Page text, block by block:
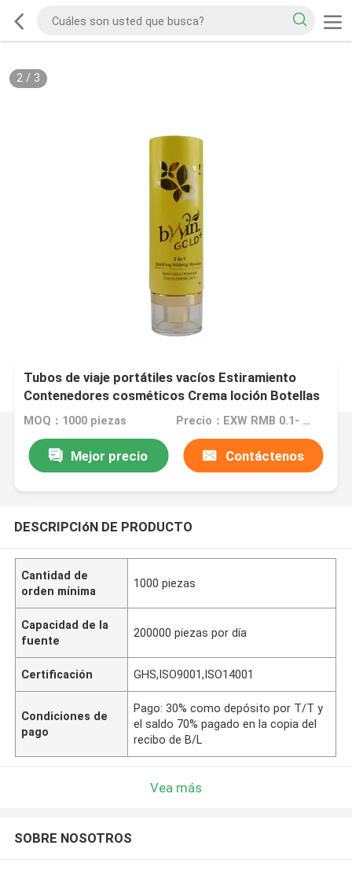
2/ 3
Tubos de viaje portátiles vacíos Estiramiento
Contenedores cosméticos Crema loción Botellas
de plástico Bálsamo labial manguera Gloss labial
tubo 10ML 5
MOQ：1000 piezas Precio：EXW RMB 0.1- EXW RMB 5
Mejor precio Contáctenos
DESCRIPCIóN DE PRODUCTO
Cantidad de
orden mínima
1000 piezas
Capacidad de la
fuente
200000 piezas por día
Certificación GHS,ISO9001,ISO14001
Condiciones de
pago
Pago: 30% como depósito por T/T y
el saldo 70% pagado en la copia del
recibo de B/L
Vea más
SOBRE NOSOTROS